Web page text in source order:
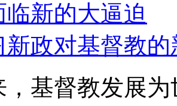
新的大逼迫
政对基督教的
，基督教发展